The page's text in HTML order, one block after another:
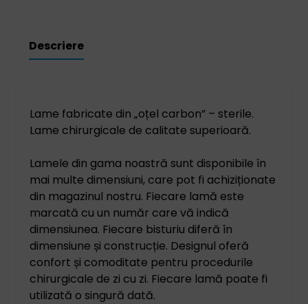
Descriere
Lame fabricate din „oțel carbon” – sterile.
Lame chirurgicale de calitate superioară.
Lamele din gama noastră sunt disponibile în
mai multe dimensiuni, care pot fi achiziționate
din magazinul nostru. Fiecare lamă este
marcată cu un număr care vă indică
dimensiunea. Fiecare bisturiu diferă în
dimensiune și construcție. Designul oferă
confort și comoditate pentru procedurile
chirurgicale de zi cu zi. Fiecare lamă poate fi
utilizată o singură dată.